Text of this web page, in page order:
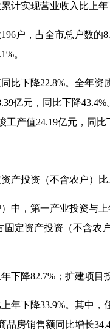
实现营业收入比上年
196户，占全市总户数的
。
比下降22.8%。全年资
亿元，同比下降43.4%
工产值24.19亿元，同比
产投资（不含农户）
，第一产业投资与上
固定资产投资（不含农
下降82.7% ；扩建项目
年下降33.9%。其中，
品房销售额同比增长